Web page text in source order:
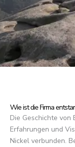
Wie ist die Firma
Die Geschichte von
Erfahrungen und
Nickel verbunden.